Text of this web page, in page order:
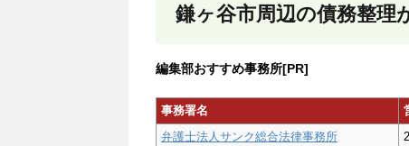
鎌ヶ谷市周辺の債務整理
編集部おすすめ事務所[PR]
事務署名
弁護士法人サンク総合法律事務所